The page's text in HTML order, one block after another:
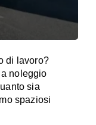
di lavoro?
noleggio
sia
spaziosi